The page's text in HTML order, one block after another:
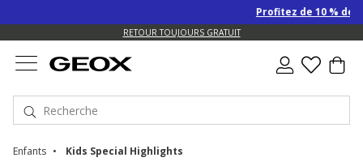
Profitez de 10 % de
RETOUR TOUJOURS GRATUIT
Enfants Kids Special Highlights